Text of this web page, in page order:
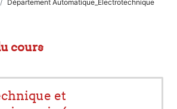
Département Automatique_Electrotechnique
cours
et